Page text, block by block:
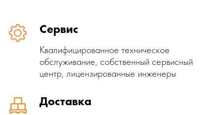
Сервис
Квалифицированное техническое
обслуживание, собственный сервисный
центр, лицензированные инженеры
Доставка